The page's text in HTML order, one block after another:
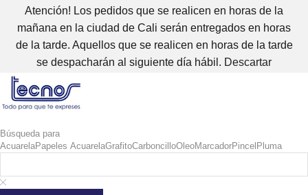
Atención! Los pedidos que se realicen en horas de la
mañana en la ciudad de Cali serán entregados en horas
de la tarde. Aquellos que se realicen en horas de la tarde
se despacharán al siguiente día hábil. Descartar
Búsqueda para
AcuarelaPapeles AcuarelaGrafitoCarboncilloOleoMarcadorPincel Pluma